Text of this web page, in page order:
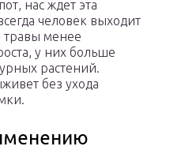
нас ждет эта
человек выходит
травы менее
у них больше
растений.
без ухода